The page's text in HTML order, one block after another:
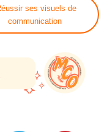
ses visuels de
communication